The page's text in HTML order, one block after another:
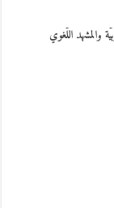
والمشهد اللّغوي